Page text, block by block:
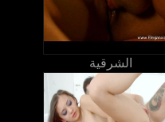
الشرقية